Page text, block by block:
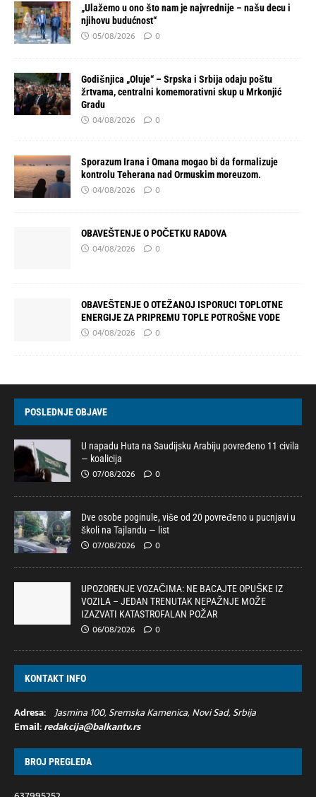
„Ulažemo u ono što nam je najvrednije – našu decu i
njihovu budućnost“
05/08/2026 0
Godišnjica „Oluje“ – Srpska i Srbija odaju poštu
žrtvama, centralni komemorativni skup u Mrkonjić
Gradu
04/08/2026 0
Sporazum Irana i Omana mogao bi da formalizuje
kontrolu Teherana nad Ormuskim moreuzom.
04/08/2026 0
OBAVEŠTENJE O POČETKU RADOVA
04/08/2026 0
OBAVEŠTENJE O OTEŽANOJ ISPORUCI TOPLOTNE
ENERGIJE ZA PRIPREMU TOPLE POTROŠNE VODE
04/08/2026 0
POSLEDNJE OBJAVE
U napadu Huta na Saudijsku Arabiju povređeno 11 civila
— koalicija
07/08/2026 0
Dve osobe poginule, više od 20 povređeno u pucnjavi u
školi na Tajlandu — list
07/08/2026 0
UPOZORENJE VOZAČIMA: NE BACAJTE OPUŠKE IZ
VOZILA – JEDAN TRENUTAK NEPAŽNJE MOŽE
IZAZVATI KATASTROFALAN POŽAR
06/08/2026 0
KONTAKT INFO
Adresa: Jasmina 100, Sremska Kamenica, Novi Sad, Srbija
Email:redakcija@balkantv.rs
BROJ PREGLEDA